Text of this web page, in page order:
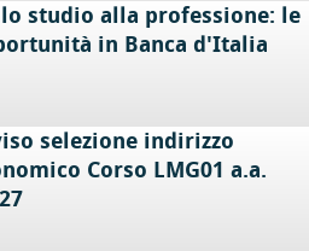
studio alla professione: le
in Banca d'Italia
selezione indirizzo
Corso LMG01 a.a.